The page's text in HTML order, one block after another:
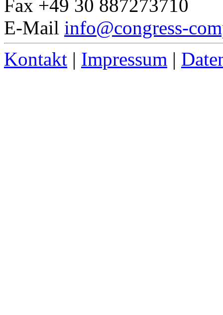
Fax +49 30 887273710
E-Mail info@congress-
Kontakt | Impressum |